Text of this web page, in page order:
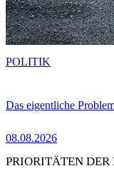
Das eigentliche
08.08.2026
POLITIK
PRIORITÄTEN DER